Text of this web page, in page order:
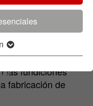
todos los
arena de cuarzo)
las fundiciones
fabricación de